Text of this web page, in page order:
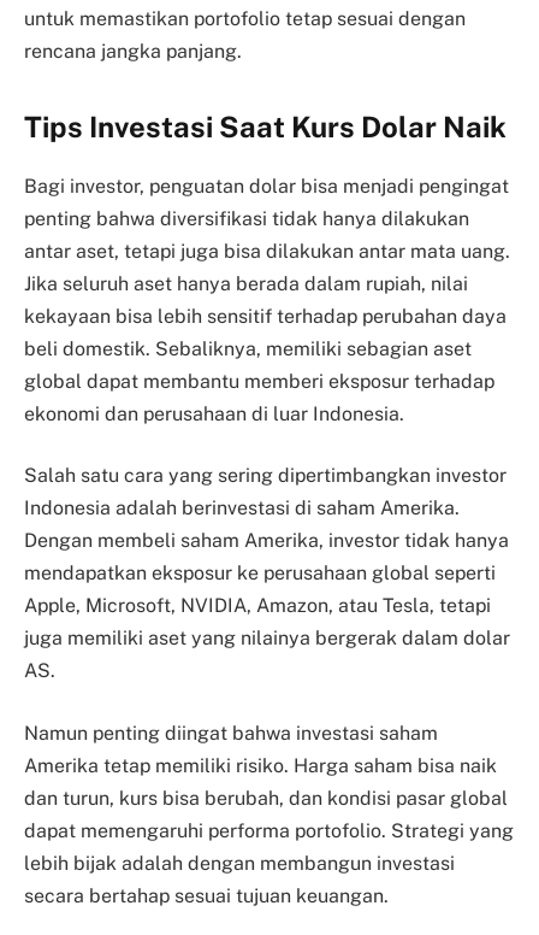
untuk memastikan portofolio tetap sesuai dengan
rencana jangka panjang.
Tips Investasi Saat Kurs Dolar Naik
Bagi investor, penguatan dolar bisa menjadi pengingat
penting bahwa diversifikasi tidak hanya dilakukan
antar aset, tetapi juga bisa dilakukan antar mata uang.
Jika seluruh aset hanya berada dalam rupiah, nilai
kekayaan bisa lebih sensitif terhadap perubahan daya
beli domestik. Sebaliknya, memiliki sebagian aset
global dapat membantu memberi eksposur terhadap
ekonomi dan perusahaan di luar Indonesia.
Salah satu cara yang sering dipertimbangkan investor
Indonesia adalah berinvestasi di saham Amerika.
Dengan membeli saham Amerika, investor tidak hanya
mendapatkan eksposur ke perusahaan global seperti
Apple, Microsoft, NVIDIA, Amazon, atau Tesla, tetapi
juga memiliki aset yang nilainya bergerak dalam dolar
AS.
Namun penting diingat bahwa investasi saham
Amerika tetap memiliki risiko. Harga saham bisa naik
dan turun, kurs bisa berubah, dan kondisi pasar global
dapat memengaruhi performa portofolio. Strategi yang
lebih bijak adalah dengan membangun investasi
secara bertahap sesuai tujuan keuangan.